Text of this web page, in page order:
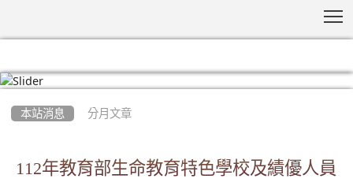
本站消息 分月文章
112年教育部生命教育特色學校及績優人員